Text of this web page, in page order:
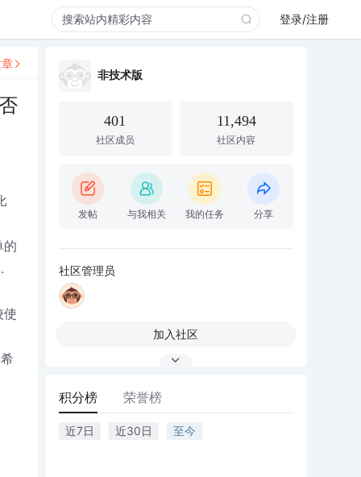
登录/注册
的
使
非技术版
401
社区成员
11,494
社区内容
发帖 与我相关 我的任务 分享
社区管理员
加入社区
积分榜 荣誉榜
近7日 近30日 至今